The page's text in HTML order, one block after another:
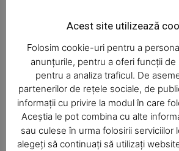
SUBSCRIBE NOW
Acest site utilizează
Folosim cookie-uri pentru a
anunțurile, pentru a oferi funcții de
pentru a analiza traficul. De
partenerilor de rețele sociale, de
informații cu privire la modul în care
Aceștia le pot combina cu alte
sau culese în urma folosirii serviciilor
alegeți să continuați să utilizați